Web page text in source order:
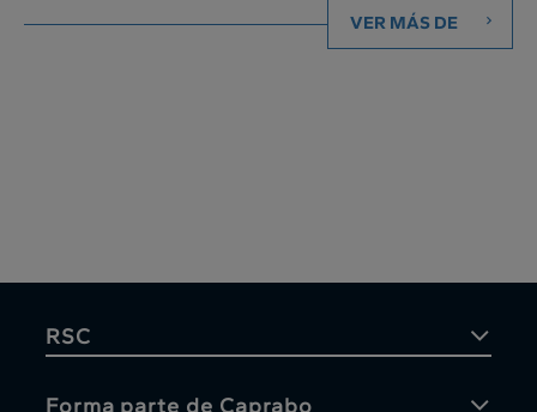
VER MÁS DE
RSC
Forma parte de Caprabo